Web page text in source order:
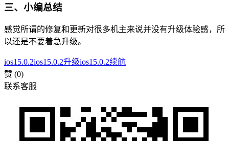
三、小编总结
感觉所谓的修复和更新对很多机主来说并没有升级体验感，所
以还是不要着急升级。
ios15.0.2ios15.0.2升级ios15.0.2续航
赞 (0)
联系客服